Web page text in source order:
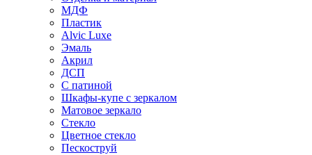
МДФ
Пластик
Alvic Luxe
Эмаль
Акрил
ДСП
С патиной
Шкафы-купе с зеркалом
Матовое зеркало
Стекло
Цветное стекло
Пескоструй